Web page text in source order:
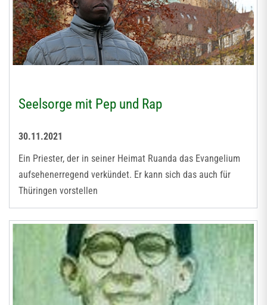
Seelsorge mit Pep und Rap
30.11.2021
Ein Priester, der in seiner Heimat Ruanda das Evangelium
aufsehenerregend verkündet. Er kann sich das auch für
Thüringen vorstellen